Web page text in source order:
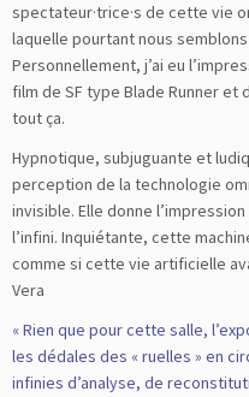
spectateur·trice·s de cette vie
laquelle pourtant nous semblons
Personnellement, j’ai eu
film de SF type Blade Runner et
tout ça.
Hypnotique, subjuguante et
perception de la technologie
invisible. Elle donne
l’infini. Inquiétante, cette
comme si cette vie artificielle
Vera
« Rien que pour cette salle,
les dédales des « ruelles » en
infinies d’analyse, de